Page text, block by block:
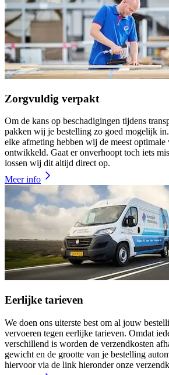
Zorgvuldig verpakt
Om de kans op beschadigingen tijdens
pakken wij je bestelling zo goed mogelijk
elke afmeting hebben wij de meest optimale
ontwikkeld. Gaat er onverhoopt toch iets
lossen wij dit altijd direct op.
Meer info
Eerlijke tarieven
We doen ons uiterste best om al jouw
vervoeren tegen eerlijke tarieven. Omdat
verschillend is worden de verzendkosten
gewicht en de grootte van je bestelling
hiervoor via de link hieronder onze